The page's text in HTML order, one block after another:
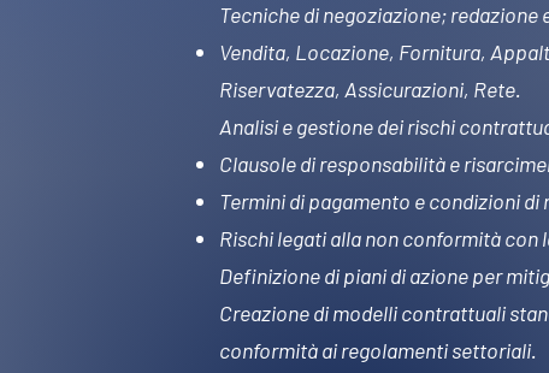
Tecniche di negoziazione;
Vendita, Locazione, Fornitura,
Riservatezza, Assicurazioni, Rete.
Analisi e gestione dei rischi
Clausole di responsabilità e
Termini di pagamento e condizioni
Rischi legati alla non conformità con
Definizione di piani di azione per
Creazione di modelli contrattuali
conformità ai regolamenti settoriali.